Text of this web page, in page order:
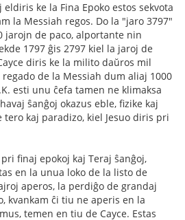
ke la Fina Epoko estos sekvota
la Messiah regos. Do la "jaro 3797"
jarojn de paco, alportante nin
1797 ĝis 2797 kiel la jaroj de
diris ke la milito daŭros mil
de la Messiah dum aliaj 1000
esti unu ĉefa tamen ne klimaksa
ŝanĝoj okazus eble, fizike kaj
kaj paradizo, kiel Jesuo diris pri
finaj epokoj kaj Teraj ŝanĝoj,
en la unua loko de la listo de
aperos, la perdiĝo de grandaj
kvankam ĉi tiu ne aperis en la
temen en tiu de Cayce. Estas